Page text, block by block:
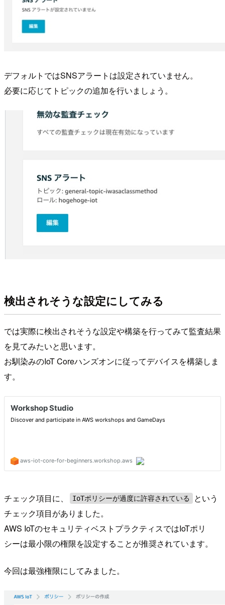
デフォルトではSNSアラートは設定されていません。
必要に応じてトピックの追加を行いましょう。
検出されそうな設定にしてみる
では実際に検出されそうな設定や構築を行ってみて監査結果
を見てみたいと思います。
お馴染みのIoT Coreハンズオンに従ってデバイスを構築しま
す。
チェック項目に、 IoTポリシーが過度に許容されている
という
チェック項目がありました。
AWS IoTのセキュリティベストプラクティスではIoTポリ
シーは最小限の権限を設定することが推奨されています。
今回は最強権限にしてみました。